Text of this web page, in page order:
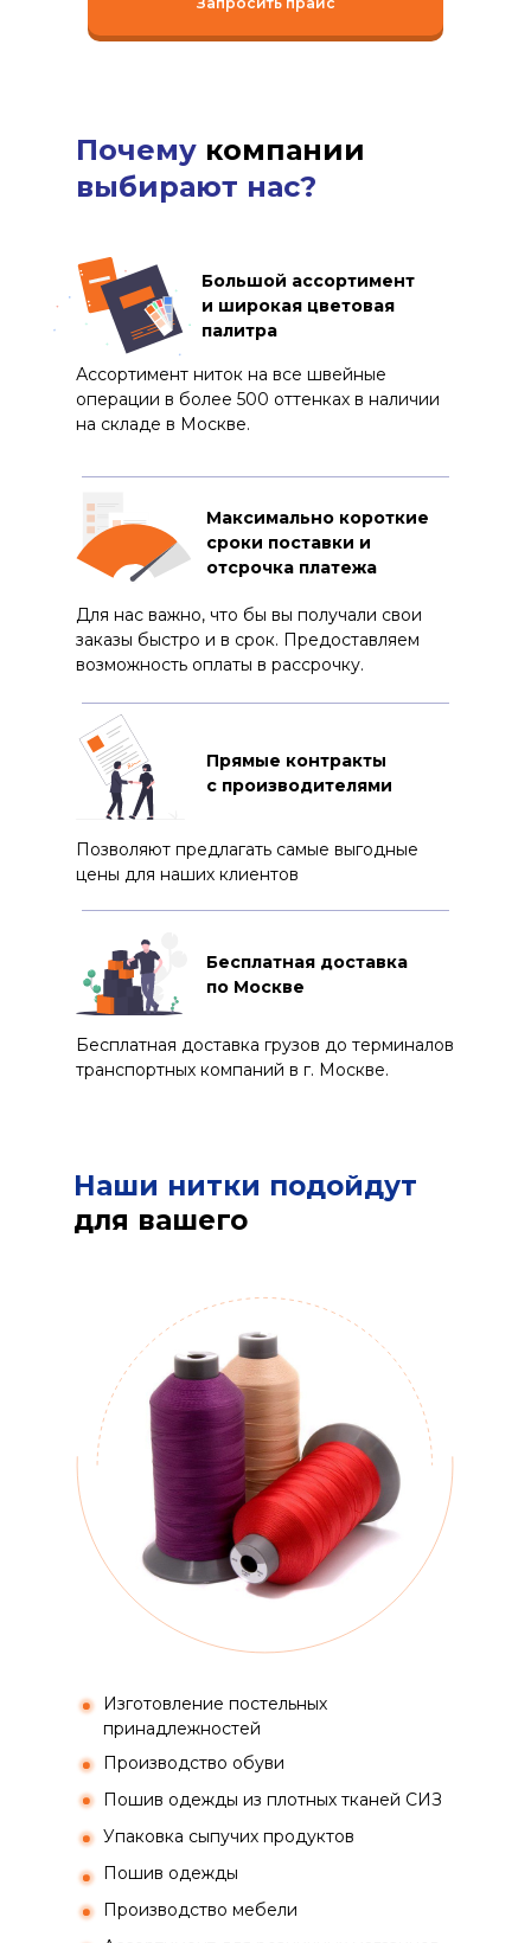
Почему компании
выбирают нас?
Максимально короткие
сроки поставки и
отсрочка платежа
Для нас важно, что бы вы получали свои
заказы быстро и в срок. Предоставляем
возможность оплаты в рассрочку.
Большой ассортимент
и широкая цветовая
палитра
Ассортимент ниток на все швейные
операции в более 500 оттенках в наличии
на складе в Москве.
Бесплатная доставка
по Москве
Бесплатная доставка грузов до терминалов
транспортных компаний в г. Москве.
Прямые контракты
с производителями
Позволяют предлагать самые выгодные
цены для наших клиентов
Наши нитки подойдут
для вашего
Пошив одежды
Упаковка сыпучих продуктов
Пошив одежды из плотных тканей СИЗ
Производство мебели
Производство обуви
Изготовление постельных
принадлежностей